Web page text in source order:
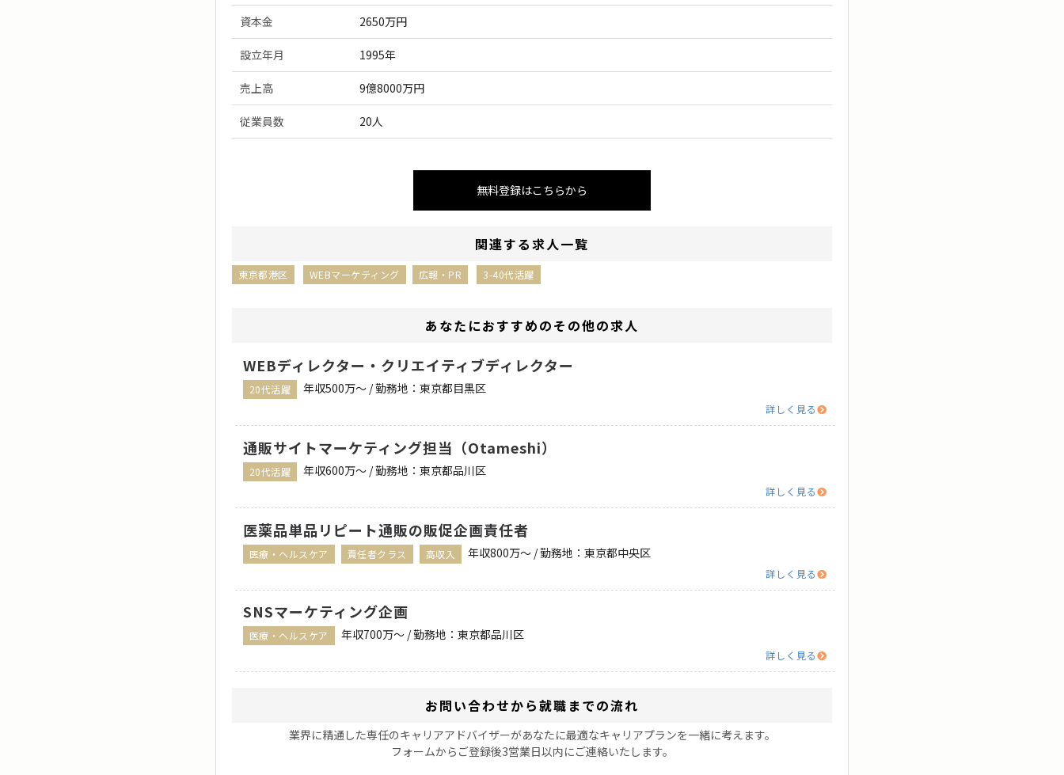
資本金 2650万円
設立年月 1995年
売上高 9億8000万円
従業員数 20人
無料登録はこちらから
関連する求人一覧
東京都港区 WEBマーケティング 広報・PR 3-40代活躍
あなたにおすすめのその他の求人
WEBディレクター・クリエイティブディレクター
20代活躍 年収500万〜 / 勤務地：東京都目黒区
詳しく見る
通販サイトマーケティング担当（Otameshi）
20代活躍 年収600万〜 / 勤務地：東京都品川区
詳しく見る
医薬品単品リピート通販の販促企画責任者
医療・ヘルスケア 責任者クラス 高収入 年収800万〜 / 勤務地：東京都中央区
詳しく見る
SNSマーケティング企画
医療・ヘルスケア 年収700万〜 / 勤務地：東京都品川区
詳しく見る
お問い合わせから就職までの流れ
業界に精通した専任のキャリアアドバイザーがあなたに最適なキャリアプランを一緒に考えます。
フォームからご登録後3営業日以内にご連絡いたします。